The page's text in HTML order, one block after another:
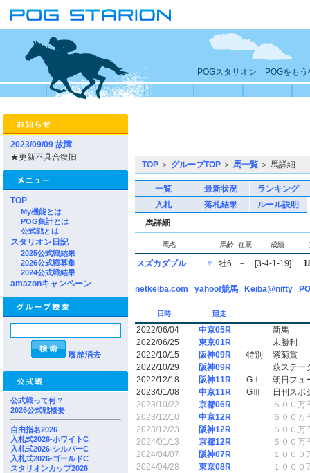
POGスタリオン POGをもう
2023/09/09 故障
★更新不具合復旧
TOP
My機能とは
POG集計とは
公式戦とは
スタリオン日記
2025公式戦結果
2026公式戦募集
2024公式戦結果
amazonキャンペーン
履歴消去
公式戦って何？
2026公式戦概要
自由指名2026
入札式2026-ホワイトC
入札式2026-シルバーC
入札式2026-ゴールドC
スタリオンカップ2026
TOP ＞ グループTOP ＞ 馬一覧 ＞ 馬詳細
一覧 最新状況
ランキング
入札
落札結果
ルール説明
馬詳細
馬名 馬齢 在厩 成績
スズカダブル ▼ 牡6 － [3-4-1-19]
netkeiba.com yahoo!競馬 Keiba@nifty
日時 競走
2022/06/04 中京05R
新馬
2022/06/25
東京01R
未勝利
2022/10/15
阪神09R 特別
紫菊賞
2022/10/29
阪神09R
萩ステー
2022/12/18
阪神11R GⅠ
朝日フュ
2023/01/08
中京11R GⅢ
日刊スポ
2023/10/22
京都06R
５００万
2023/12/10
中京12R
５００万
2023/12/23
阪神12R
５００万
2024/01/13
京都12R
５００万
2024/04/07
阪神07R
１０００
2024/04/28
東京08R
１０００